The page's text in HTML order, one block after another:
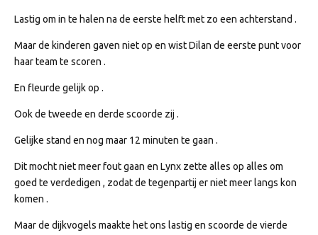
Lastig om in te halen na de eerste helft met zo een achterstand .
Maar de kinderen gaven niet op en wist Dilan de eerste punt voor
haar team te scoren .
En fleurde gelijk op .
Ook de tweede en derde scoorde zij .
Gelijke stand en nog maar 12 minuten te gaan .
Dit mocht niet meer fout gaan en Lynx zette alles op alles om
goed te verdedigen , zodat de tegenpartij er niet meer langs kon
komen .
Maar de dijkvogels maakte het ons lastig en scoorde de vierde